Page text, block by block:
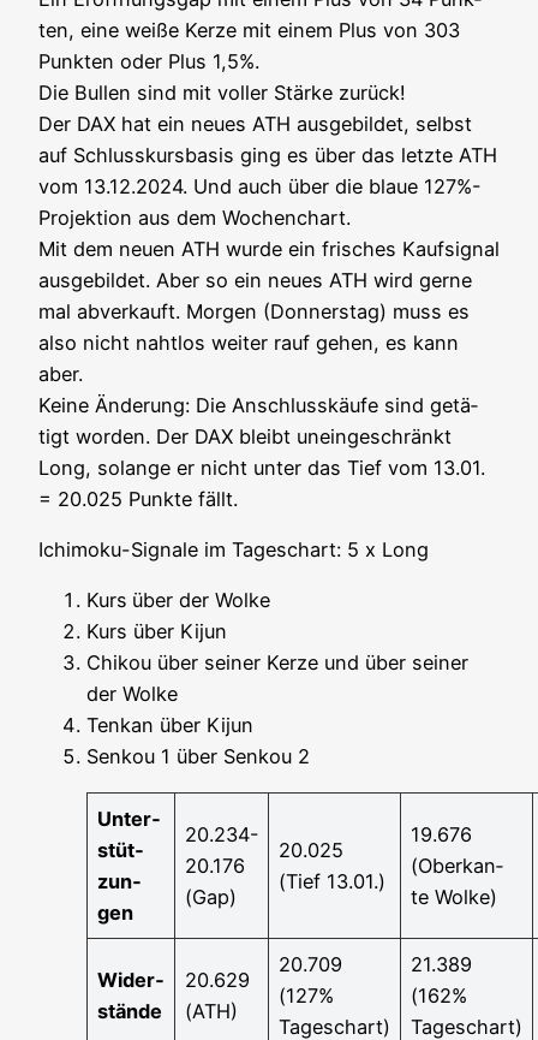
ten, eine wei­ße Ker­ze mit einem Plus von 303
Punk­ten oder Plus 1,5%.
Die Bul­len sind mit vol­ler Stär­ke zurück!
Der DAX hat ein neu­es ATH aus­ge­bil­det, selbst
auf Schluss­kurs­ba­sis ging es über das letz­te ATH
vom 13.12.2024. Und auch über die blaue 127%-
Projektion aus dem Wochen­chart.
Mit dem neu­en ATH wur­de ein fri­sches Kauf­si­gnal
aus­ge­bil­det. Aber so ein neu­es ATH wird ger­ne
mal abver­kauft. Mor­gen (Don­ners­tag) muss es
also nicht naht­los wei­ter rauf gehen, es kann
aber.
Kei­ne Ände­rung: Die Anschluss­käu­fe sind getä­
tigt wor­den. Der DAX bleibt unein­ge­schränkt
Long, solan­ge er nicht unter das Tief vom 13.01.
= 20.025 Punk­te fällt.
Ichi­mo­ku-Signa­le im Tages­chart: 5 x Long
Kurs über der Wolke
Kurs über Kijun
Chi­kou über sei­ner Ker­ze und über sei­ner
der Wolke
Ten­kan über Kijun
Sen­kou 1 über Sen­kou 2
Unter­
stüt­
zun­
gen
20.234-
20.176
(Gap)
20.025
(Tief 13.01.)
19.676
(Ober­kan­
te Wolke)
Wider­
stän­de
20.629
(ATH)
20.709
(127%
Tageschart)
21.389
(162%
Tageschart)